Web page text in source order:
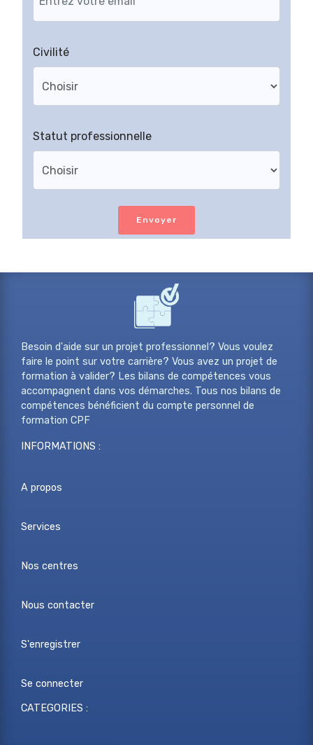
Civilité
Statut professionnelle
Envoyer
Besoin d'aide sur un projet professionnel? Vous voulez
faire le point sur votre carrière? Vous avez un projet de
formation à valider? Les bilans de compétences vous
accompagnent dans vos démarches. Tous nos bilans de
compétences bénéficient du compte personnel de
formation CPF
INFORMATIONS :
A propos
Services
Nos centres
Nous contacter
S'enregistrer
Se connecter
CATEGORIES :